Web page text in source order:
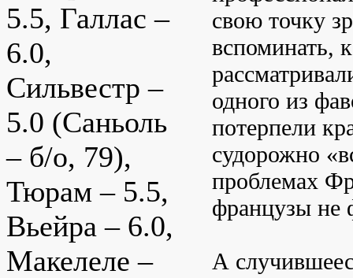
5.5, Галлас –
6.0,
Сильвестр –
5.0 (Саньоль
– б/о, 79),
Тюрам – 5.5,
Вьейра – 6.0,
Макелеле –
свою точку
вспоминать,
одного из
потерпели
судорожно
проблемах
французы не
А